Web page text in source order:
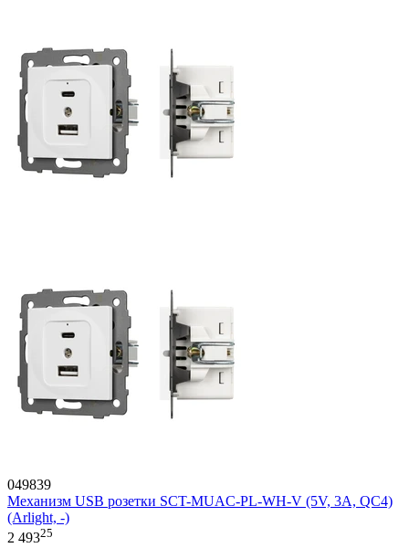
049839
Механизм USB розетки SCT-MUAC-PL-WH-V (5V, 3A, QC4)
(Arlight, -)
2 49325